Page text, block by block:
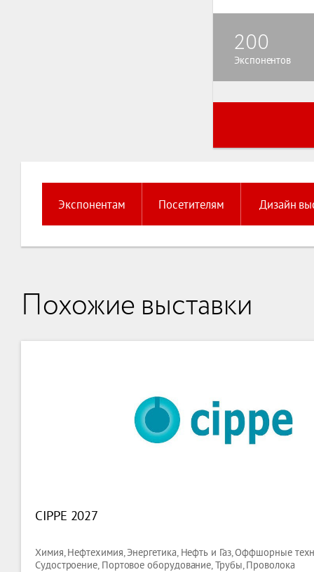
200
Экспонентов
Экспонентам Посетителям Дизайн
Похожие выставки
CIPPE 2027
Химия, Нефтехимия, Энергетика, Нефть и Газ, Оффшорные
Судостроение, Портовое оборудование, Трубы, Проволока